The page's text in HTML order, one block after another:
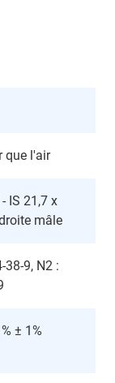
que l'air
IS 21,7 x
mâle
38-9, N2 :
± 1%